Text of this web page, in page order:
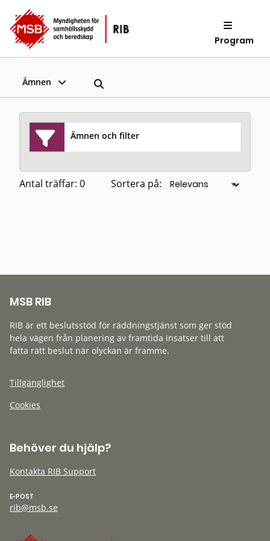
Program
Ämnen
Ämnen och filter
Antal träffar: 0 Sortera på:
MSB RIB
RIB är ett beslutsstöd för räddningstjänst som ger stöd
hela vägen från planering av framtida insatser till att
fatta rätt beslut när olyckan är framme.
Tillgänglighet
Cookies
Behöver du hjälp?
Kontakta RIB Support
E-POST
rib@msb.se